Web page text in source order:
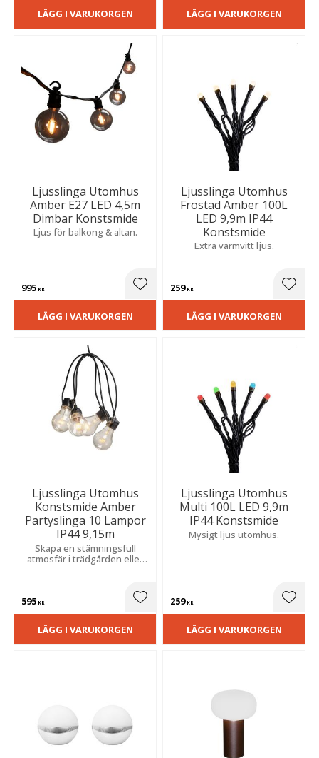
LÄGG I VARUKORGEN LÄGG I VARUKORGEN
Ljusslinga Utomhus
Amber E27 LED 4,5m
Dimbar Konstsmide
Ljus för balkong & altan.
995 KR Lägg till i favoriter
LÄGG I VARUKORGEN
Ljusslinga Utomhus
Frostad Amber 100L
LED 9,9m IP44
Konstsmide
Extra varmvitt ljus.
259KR
LÄGG I VARUKORGEN
Ljusslinga Utomhus
Konstsmide Amber
Partyslinga 10 Lampor
IP44 9,15m
Skapa en stämningsfull
atmosfär i trädgården eller
känsla och tål väder och vind
595 KR Lägg till i favoriter
LÄGG I VARUKORGEN
Ljusslinga Utomhus
Multi 100L LED 9,9m
IP44 Konstsmide
Mysigt ljus utomhus.
259KR
LÄGG I VARUKORGEN